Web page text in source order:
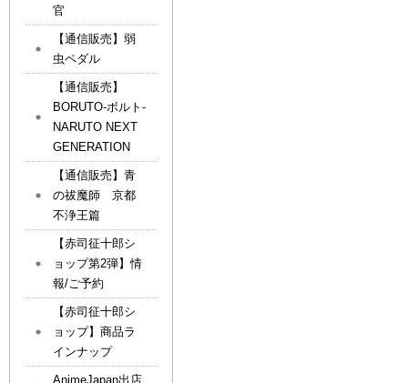
官
【通信販売】弱
虫ペダル
【通信販売】
BORUTO-ボルト-
NARUTO NEXT
GENERATION
【通信販売】青
の祓魔師 京都
不浄王篇
【赤司征十郎シ
ョップ第2弾】情
報/ご予約
【赤司征十郎シ
ョップ】商品ラ
インナップ
AnimeJapan出店